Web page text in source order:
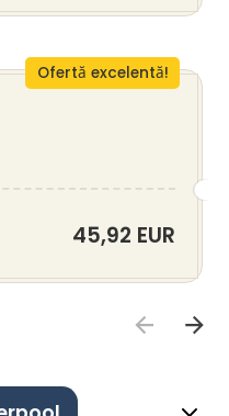
Ofertă excelentă!
45,92 EUR